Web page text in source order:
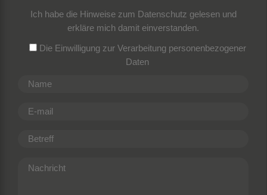
Ich habe die Hinweise zum Datenschutz gelesen und
erkläre mich damit einverstanden.
Die Einwilligung zur Verarbeitung personenbezogener
Daten